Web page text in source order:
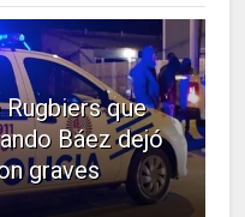
Rugbiers que
Báez dejó
graves